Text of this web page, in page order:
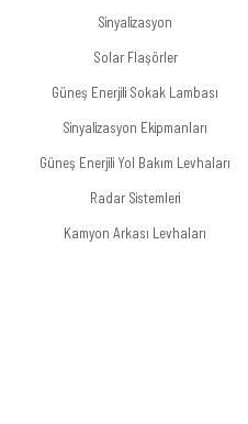
Sinyalizasyon
Solar Flaşörler
Güneş Enerjili Sokak Lambası
Sinyalizasyon Ekipmanları
Güneş Enerjili Yol Bakım Levhaları
Radar Sistemleri
Kamyon Arkası Levhaları